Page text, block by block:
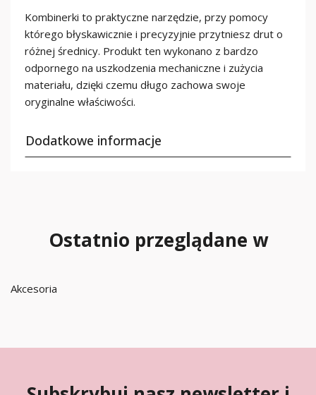
Kombinerki to praktyczne narzędzie, przy pomocy
którego błyskawicznie i precyzyjnie przytniesz drut o
różnej średnicy. Produkt ten wykonano z bardzo
odpornego na uszkodzenia mechaniczne i zużycia
materiału, dzięki czemu długo zachowa swoje
oryginalne właściwości.
Dodatkowe informacje
Ostatnio przeglądane w
Akcesoria